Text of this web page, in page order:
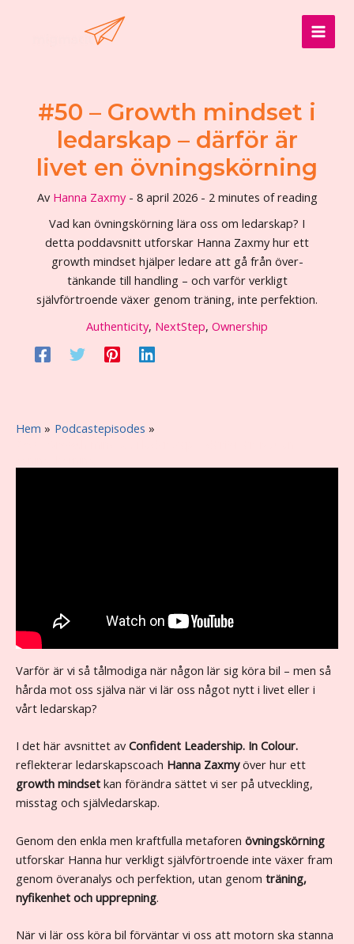
#50 – Growth mindset i
ledarskap – därför är
livet en övningskörning
Av Hanna Zaxmy - 8 april 2026 - 2 minutes of reading
Vad kan övningskörning lära oss om ledarskap? I
detta poddavsnitt utforskar Hanna Zaxmy hur ett
growth mindset hjälper ledare att gå från över­
tänkande till handling – och varför verkligt
självförtroende växer genom träning, inte perfektion.
Authenticity, NextStep, Ownership
Hem
Podcastepisodes
Varför är vi så tålmodiga när någon lär sig köra bil – men så
hårda mot oss själva när vi lär oss något nytt i livet eller i
vårt ledarskap?
I det här avsnittet avConfident Leadership. In Colour.
reflekterar ledarskapscoach Hanna Zaxmyöver hur ett
growth mindset kan förändra sättet vi ser på utveckling,
misstag och självledarskap.
Genom den enkla men kraftfulla metaforen övningskörning
utforskar Hanna hur verkligt självförtroende inte växer fram
genom överanalys och perfektion, utan genom träning,
nyfikenhet och upprepning.
När vi lär oss köra bil förväntar vi oss att motorn ska stanna